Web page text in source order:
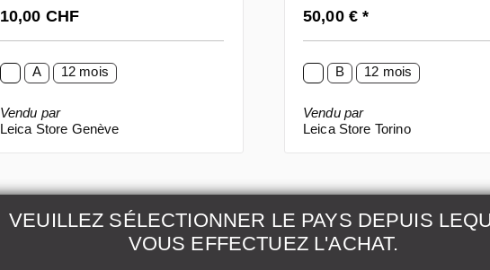
Prix régulier :
10,00 CHF
A 12 mois
Vendu par
Leica Store Genève
Prix régulier :
50,00 € *
B 12 mois
Vendu par
Leica Store Torino
VEUILLEZ SÉLECTIONNER LE PAYS DEPUIS
VOUS EFFECTUEZ L'ACHAT.